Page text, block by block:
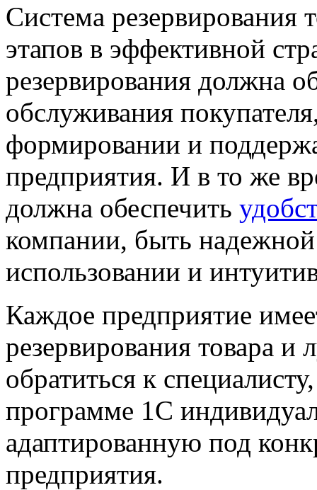
Система резервирования
этапов в эффективной
резервирования должна
обслуживания
формировании и
предприятия. И в то же
должна обеспечить
компании, быть
использовании и
Каждое предприятие
резервирования товара и
обратиться к
программе 1С
адаптированную под
предприятия.